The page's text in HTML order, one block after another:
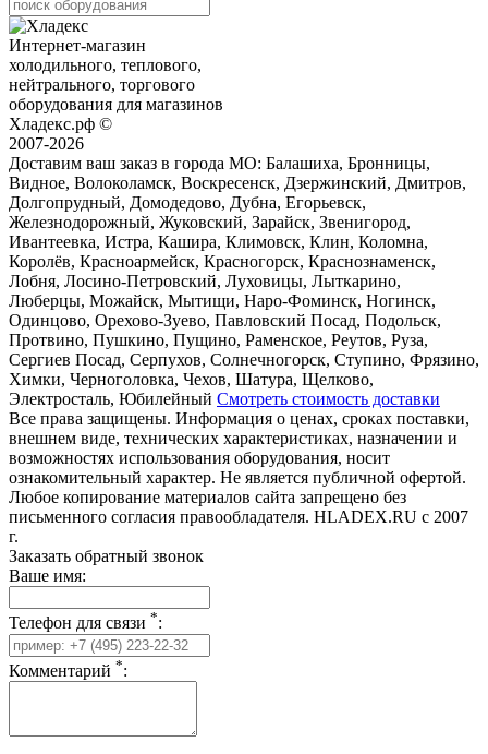
Интернет-магазин
холодильного, теплового,
нейтрального, торгового
оборудования для магазинов
Хладекс.рф ©
2007-2026
Доставим ваш заказ в города МО: Балашиха, Бронницы,
Видное, Волоколамск, Воскресенск, Дзержинский, Дмитров,
Долгопрудный, Домодедово, Дубна, Егорьевск,
Железнодорожный, Жуковский, Зарайск, Звенигород,
Ивантеевка, Истра, Кашира, Климовск, Клин, Коломна,
Королёв, Красноармейск, Красногорск, Краснознаменск,
Лобня, Лосино-Петровский, Луховицы, Лыткарино,
Люберцы, Можайск, Мытищи, Наро-Фоминск, Ногинск,
Одинцово, Орехово-Зуево, Павловский Посад, Подольск,
Протвино, Пушкино, Пущино, Раменское, Реутов, Руза,
Сергиев Посад, Серпухов, Солнечногорск, Ступино, Фрязино,
Химки, Черноголовка, Чехов, Шатура, Щелково,
Электросталь, Юбилейный Смотреть стоимость доставки
Все права защищены. Информация о ценах, сроках поставки,
внешнем виде, технических характеристиках, назначении и
возможностях использования оборудования, носит
ознакомительный характер. Не является публичной офертой.
Любое копирование материалов сайта запрещено без
письменного согласия правообладателя. HLADEX.RU c 2007
г.
Заказать обратный звонок
Ваше имя:
Телефон для связи *:
Комментарий *: